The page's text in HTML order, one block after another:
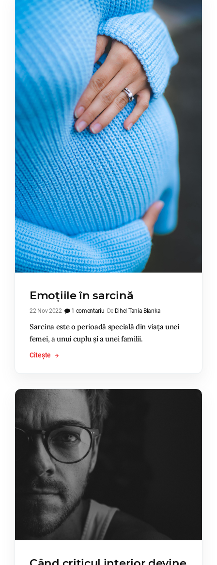
Emoțiile în sarcină
22 Nov 2022 1 comentariu De Dihel Tania Blanka
Sarcina este o perioadă specială din viața unei
femei, a unui cuplu și a unei familii.
Citește